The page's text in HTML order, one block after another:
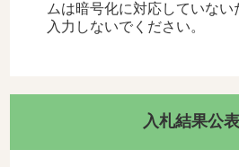
ムは暗号化に対応していな
入力しないでください。
入札結果公